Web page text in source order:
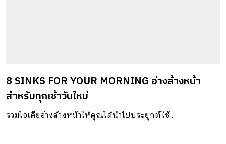
8 SINKS FOR YOUR MORNING อ่างล้างหน้า
สำหรับทุกเช้าวันใหม่
รวมไอเดียอ่างล้างหน้าให้คุณได้นำไปประยุกต์ใช้...